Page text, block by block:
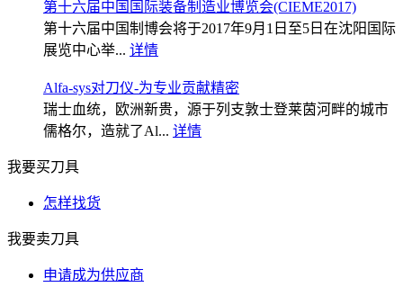
第十六届中国国际装备制造业博览会(CIEME2017)
第十六届中国制博会将于2017年9月1日至5日在沈阳国际
展览中心举... 详情
Alfa-sys对刀仪-为专业贡献精密
瑞士血统，欧洲新贵，源于列支敦士登莱茵河畔的城市
儒格尔，造就了Al... 详情
我要买刀具
怎样找货
我要卖刀具
申请成为供应商